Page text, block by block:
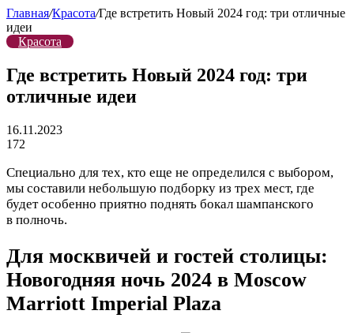
Главная/Красота/Где встретить Новый 2024 год: три отличные
идеи
Красота
Где встретить Новый 2024 год: три
отличные идеи
16.11.2023
172
Специально для тех, кто еще не определился с выбором,
мы составили небольшую подборку из трех мест, где
будет особенно приятно поднять бокал шампанского
в полночь.
Для москвичей и гостей столицы:
Новогодняя ночь 2024 в Moscow
Marriott Imperial Plaza